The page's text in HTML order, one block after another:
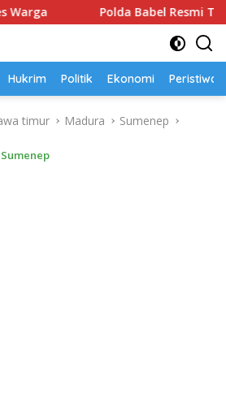
Polda Babel Resmi Tetapkan 4
Hukrim Politik Ekonomi Peristiwa
timur Madura Sumenep
Sumenep